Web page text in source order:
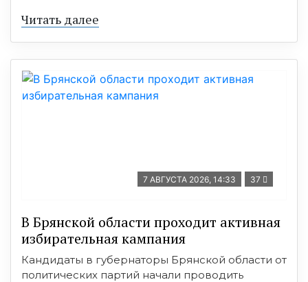
Читать далее
7 АВГУСТА 2026, 14:33 37
В Брянской области проходит активная
избирательная кампания
Кандидаты в губернаторы Брянской области от
политических партий начали проводить